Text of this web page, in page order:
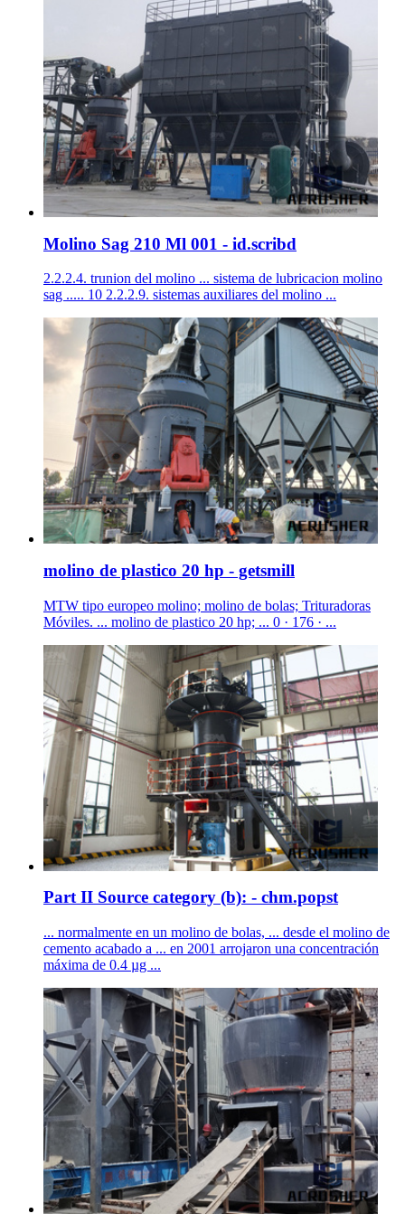
Molino Sag 210 Ml 001 - id.scribd
2.2.2.4. trunion del molino ... sistema de lubricacion molino
sag ..... 10 2.2.2.9. sistemas auxiliares del molino ...
molino de plastico 20 hp - getsmill
MTW tipo europeo molino; molino de bolas; Trituradoras
Móviles. ... molino de plastico 20 hp; ... 0 · 176 · ...
Part II Source category (b): - chm.popst
... normalmente en un molino de bolas, ... desde el molino de
cemento acabado a ... en 2001 arrojaron una concentración
máxima de 0.4 µg ...